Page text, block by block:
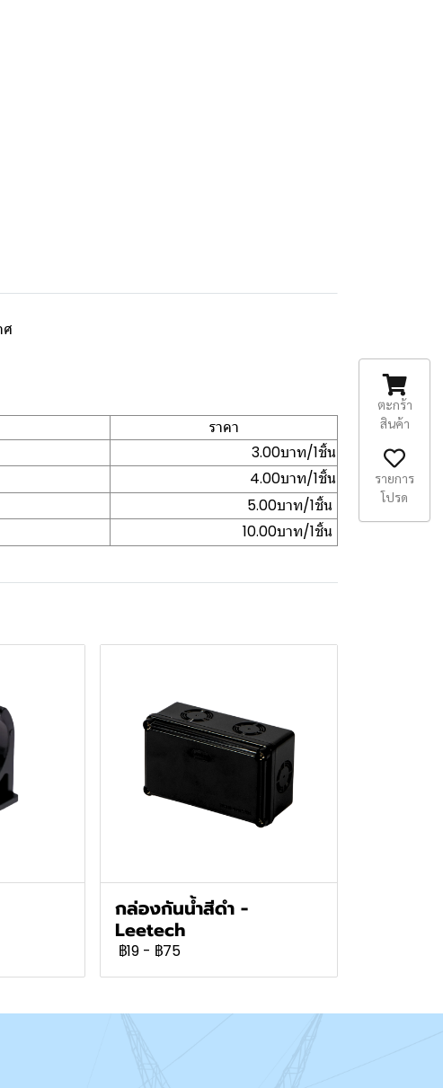
ศ
ราคา
3.00บาท/1ชิ้น
4.00บาท/1ชิ้น
5.00บาท/1ชิ้น
10.00บาท/1ชิ้น
กล่องกันน้ำสีดำ -
Leetech
฿19 - ฿75
ตะกร้า
สินค้า
รายการ
โปรด